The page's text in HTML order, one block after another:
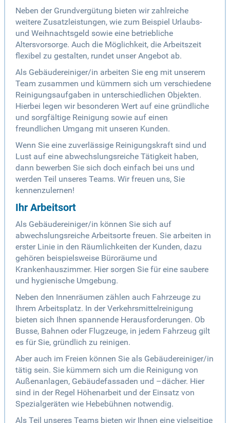
Neben der Grundvergütung bieten wir zahlreiche
weitere Zusatzleistungen, wie zum Beispiel Urlaubs-
und Weihnachtsgeld sowie eine betriebliche
Altersvorsorge. Auch die Möglichkeit, die Arbeitszeit
flexibel zu gestalten, rundet unser Angebot ab.
Als Gebäudereiniger/in arbeiten Sie eng mit unserem
Team zusammen und kümmern sich um verschiedene
Reinigungsaufgaben in unterschiedlichen Objekten.
Hierbei legen wir besonderen Wert auf eine gründliche
und sorgfältige Reinigung sowie auf einen
freundlichen Umgang mit unseren Kunden.
Wenn Sie eine zuverlässige Reinigungskraft sind und
Lust auf eine abwechslungsreiche Tätigkeit haben,
dann bewerben Sie sich doch einfach bei uns und
werden Teil unseres Teams. Wir freuen uns, Sie
kennenzulernen!
Ihr Arbeitsort
Als Gebäudereiniger/in können Sie sich auf
abwechslungsreiche Arbeitsorte freuen. Sie arbeiten in
erster Linie in den Räumlichkeiten der Kunden, dazu
gehören beispielsweise Büroräume und
Krankenhauszimmer. Hier sorgen Sie für eine saubere
und hygienische Umgebung.
Neben den Innenräumen zählen auch Fahrzeuge zu
Ihrem Arbeitsplatz. In der Verkehrsmittelreinigung
bieten sich Ihnen spannende Herausforderungen. Ob
Busse, Bahnen oder Flugzeuge, in jedem Fahrzeug gilt
es für Sie, gründlich zu reinigen.
Aber auch im Freien können Sie als Gebäudereiniger/in
tätig sein. Sie kümmern sich um die Reinigung von
Außenanlagen, Gebäudefassaden und –dächer. Hier
sind in der Regel Höhenarbeit und der Einsatz von
Spezialgeräten wie Hebebühnen notwendig.
Als Teil unseres Teams bieten wir Ihnen eine vielseitige